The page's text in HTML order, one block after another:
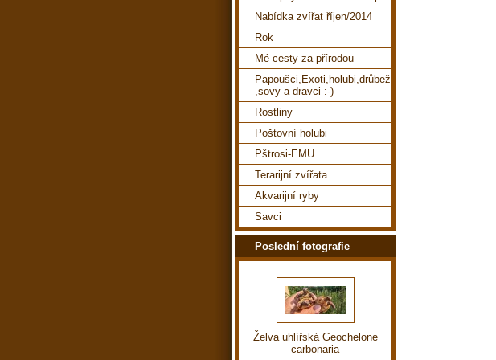
Nabídka zvířat říjen/2014
Rok
Mé cesty za přírodou
Papoušci,Exoti,holubi,drůbež
,sovy a dravci :-)
Rostliny
Poštovní holubi
Pštrosi-EMU
Terarijní zvířata
Akvarijní ryby
Savci
Poslední fotografie
Želva uhlířská Geochelone
carbonaria